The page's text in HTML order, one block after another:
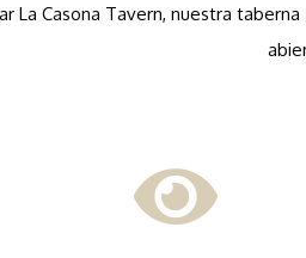
La Casona Tavern, nuestra
